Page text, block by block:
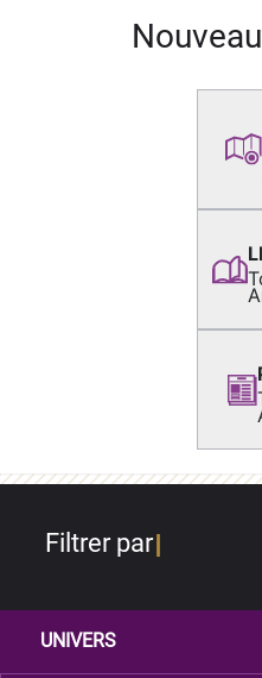
Filtrer par
UNIVERS